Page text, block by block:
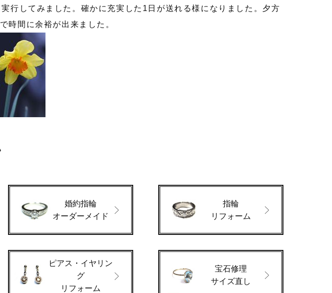
行してみました。確かに充実した1日が送れる様になりました。夕方
時間に余裕が出来ました。
婚約指輪
オーダーメイド
指輪
リフォーム
ピアス・イヤリン
グ
リフォーム
宝石修理
サイズ直し